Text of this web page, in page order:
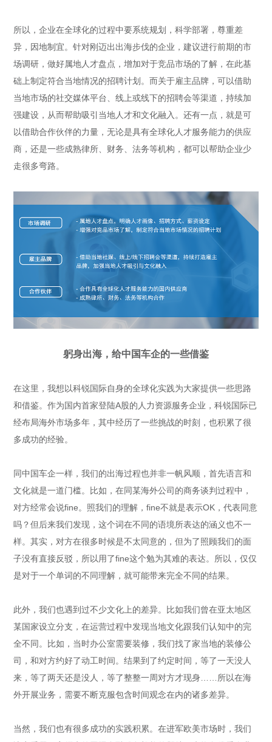
所以，企业在全球化的过程中要系统规划，科学部署，尊重差
异，因地制宜。针对刚迈出出海步伐的企业，建议进行前期的市
场调研，做好属地人才盘点，增加对于竞品市场的了解，在此基
础上制定符合当地情况的招聘计划。而关于雇主品牌，可以借助
当地市场的社交媒体平台、线上或线下的招聘会等渠道，持续加
强建设，从而帮助吸引当地人才和文化融入。还有一点，就是可
以借助合作伙伴的力量，无论是具有全球化人才服务能力的供应
商，还是一些成熟律所、财务、法务等机构，都可以帮助企业少
走很多弯路。
躬身出海，给中国车企的一些借鉴
在这里，我想以科锐国际自身的全球化实践为大家提供一些思路
和借鉴。作为国内首家登陆A股的人力资源服务企业，科锐国际已
经布局海外市场多年，其中经历了一些挑战的时刻，也积累了很
多成功的经验。
同中国车企一样，我们的出海过程也并非一帆风顺，首先语言和
文化就是一道门槛。比如，在同某海外公司的商务谈判过程中，
对方经常会说fine。照我们的理解，fine不就是表示OK，代表同意
吗？但后来我们发现，这个词在不同的语境所表达的涵义也不一
样。其实，对方在很多时候是不太同意的，但为了照顾我们的面
子没有直接反驳，所以用了fine这个勉为其难的表达。所以，仅仅
是对于一个单词的不同理解，就可能带来完全不同的结果。
此外，我们也遇到过不少文化上的差异。比如我们曾在亚太地区
某国家设立分支，在运营过程中发现当地文化跟我们认知中的完
全不同。比如，当时办公室需要装修，我们找了家当地的装修公
司，和对方约好了动工时间。结果到了约定时间，等了一天没人
来，等了两天还是没人，等了整整一周对方才现身……所以在海
外开展业务，需要不断克服包含时间观念在内的诸多差异。
当然，我们也有很多成功的实践积累。在进军欧美市场时，我们